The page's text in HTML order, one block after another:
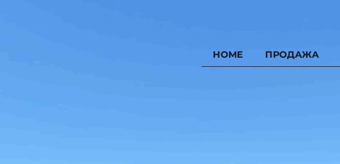
HOME ПРОДАЖА